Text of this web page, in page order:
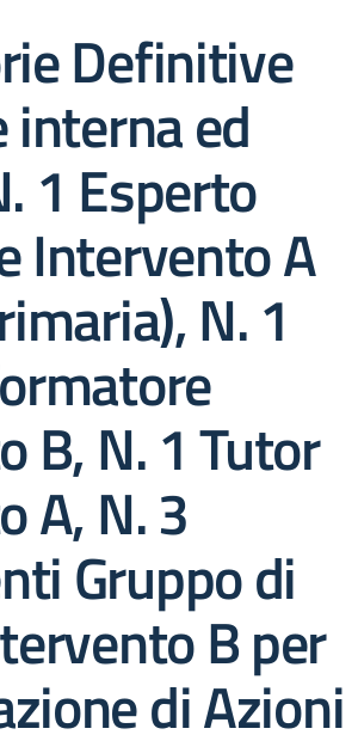
Definitive
interna ed
1 Esperto
Intervento A
N. 1
B, N. 1 Tutor
A, N. 3
Gruppo di
B per
di Azioni